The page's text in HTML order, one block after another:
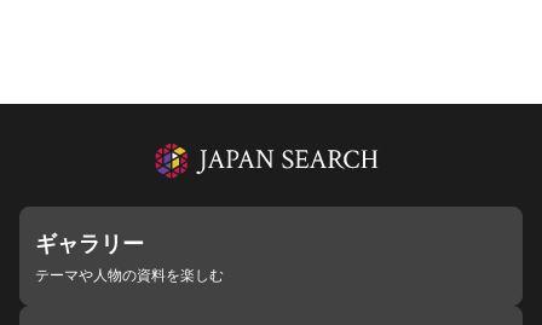
ギャラリー
テーマや人物の資料を楽しむ